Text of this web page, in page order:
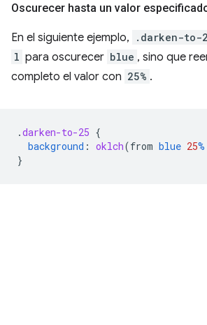
Oscurecer hasta un valor
En el siguiente ejemplo, .darken-to-
l para oscurecer blue , sino que
completo el valor con 25% .
.darken-to-25 {
background : oklch(from blue 25%
}